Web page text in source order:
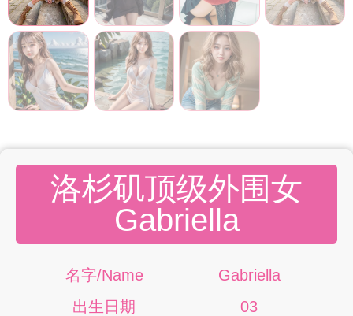
洛杉矶顶级外围女
Gabriella
名字/Name
Gabriella
出生日期
03